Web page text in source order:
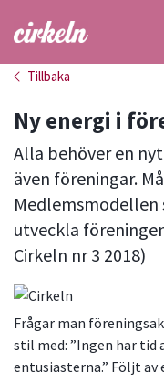
Gå till
Tillbaka
Ny energi i
Alla behöver en
även föreningar.
utveckla
Cirkeln nr 3 2018)
Frågar man
stil med: ”Ingen har tid
entusiasterna.” Följt av